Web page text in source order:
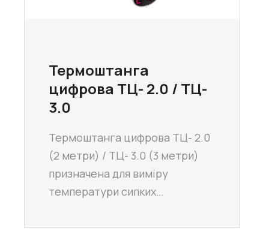
Термоштанга
цифрова ТЦ- 2.0 / ТЦ-
3.0
Термоштанга цифрова ТЦ- 2.0
(2 метри) / ТЦ- 3.0 (3 метри)
призначена для виміру
температури сипких…